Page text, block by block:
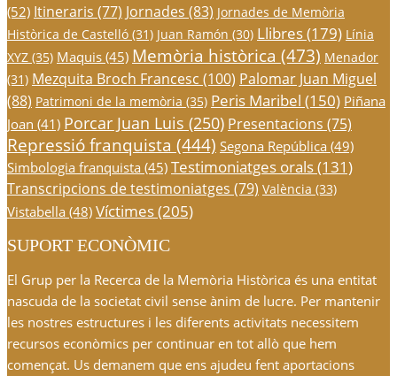
(52) Itineraris (77) Jornades (83) Jornades de Memòria
Històrica de Castelló (31) Juan Ramón (30) Llibres(179) Línia
XYZ (35) Maquis (45) Memòria històrica (473) Menador
(31) Mezquita Broch Francesc (100) Palomar Juan Miguel
(88) Patrimoni de la memòria (35) Peris Maribel (150) Piñana
Joan (41) Porcar Juan Luis (250) Presentacions (75)
Repressió franquista (444) Segona República (49)
Simbologia franquista (45) Testimoniatges orals(131)
Transcripcions de testimoniatges (79) València (33)
Vistabella (48) Víctimes(205)
SUPORT ECONÒMIC
El Grup per la Recerca de la Memòria Històrica és una entitat
nascuda de la societat civil sense ànim de lucre. Per mantenir
les nostres estructures i les diferents activitats necessitem
recursos econòmics per continuar en tot allò que hem
començat. Us demanem que ens ajudeu fent aportacions